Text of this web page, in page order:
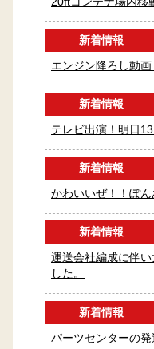
新着情報
エンジン降ろし動
新着情報
テレビ出演！明日
新着情報
かわいいぜ！！ぽん
新着情報
運送会社編成に伴
した。
新着情報
パーツセンターの発